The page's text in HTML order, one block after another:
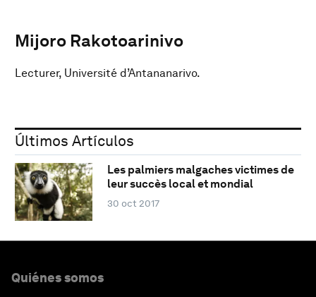
Mijoro Rakotoarinivo
Lecturer, Université d’Antananarivo.
Últimos Artículos
Les palmiers malgaches victimes de
leur succès local et mondial
30 oct 2017
Quiénes somos